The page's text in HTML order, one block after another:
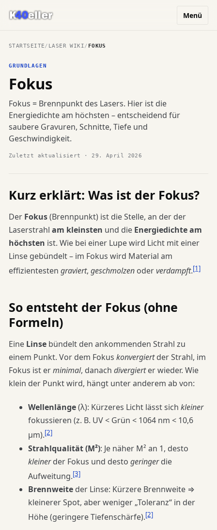
Menü
STARTSEITE/ LASER WIKI/ FOKUS
GRUNDLAGEN
Fokus
Fokus = Brennpunkt des Lasers. Hier ist die
Energiedichte am höchsten – entscheidend für
saubere Gravuren, Schnitte, Tiefe und
Geschwindigkeit.
Zuletzt aktualisiert · 29. April 2026
Kurz erklärt: Was ist der Fokus?
Der Fokus(Brennpunkt) ist die Stelle, an der der
Laserstrahl am kleinsten und die Energiedichte am
höchsten ist. Wie bei einer Lupe wird Licht mit einer
Linse gebündelt – im Fokus wird Material am
effizientesten graviert, geschmolzen oderverdampft.[1]
So entsteht der Fokus (ohne
Formeln)
Eine Linse bündelt den ankommenden Strahl zu
einem Punkt. Vor dem Fokus konvergiertder Strahl, im
Fokus ist erminimal, danach divergierter wieder. Wie
klein der Punkt wird, hängt unter anderem ab von:
Wellenlänge(λ): Kürzeres Licht lässt sich kleiner
fokussieren (z. B. UV < Grün < 1064 nm < 10,6
µm).[2]
Strahlqualität (M²): Je näher M² an 1, desto
kleinerder Fokus und desto geringerdie
Aufweitung.[3]
Brennweite der Linse: Kürzere Brennweite ⇒
kleinerer Spot, aber weniger „Toleranz“ in der
Höhe (geringere Tiefenschärfe).[2]